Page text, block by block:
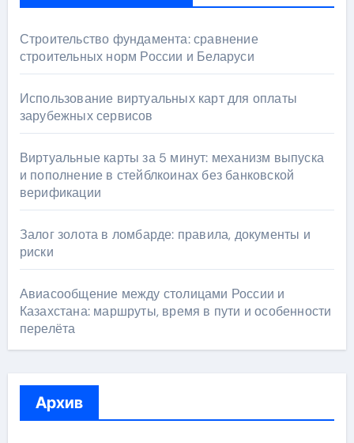
Строительство фундамента: сравнение
строительных норм России и Беларуси
Использование виртуальных карт для оплаты
зарубежных сервисов
Виртуальные карты за 5 минут: механизм выпуска
и пополнение в стейблкоинах без банковской
верификации
Залог золота в ломбарде: правила, документы и
риски
Авиасообщение между столицами России и
Казахстана: маршруты, время в пути и особенности
перелёта
Архив